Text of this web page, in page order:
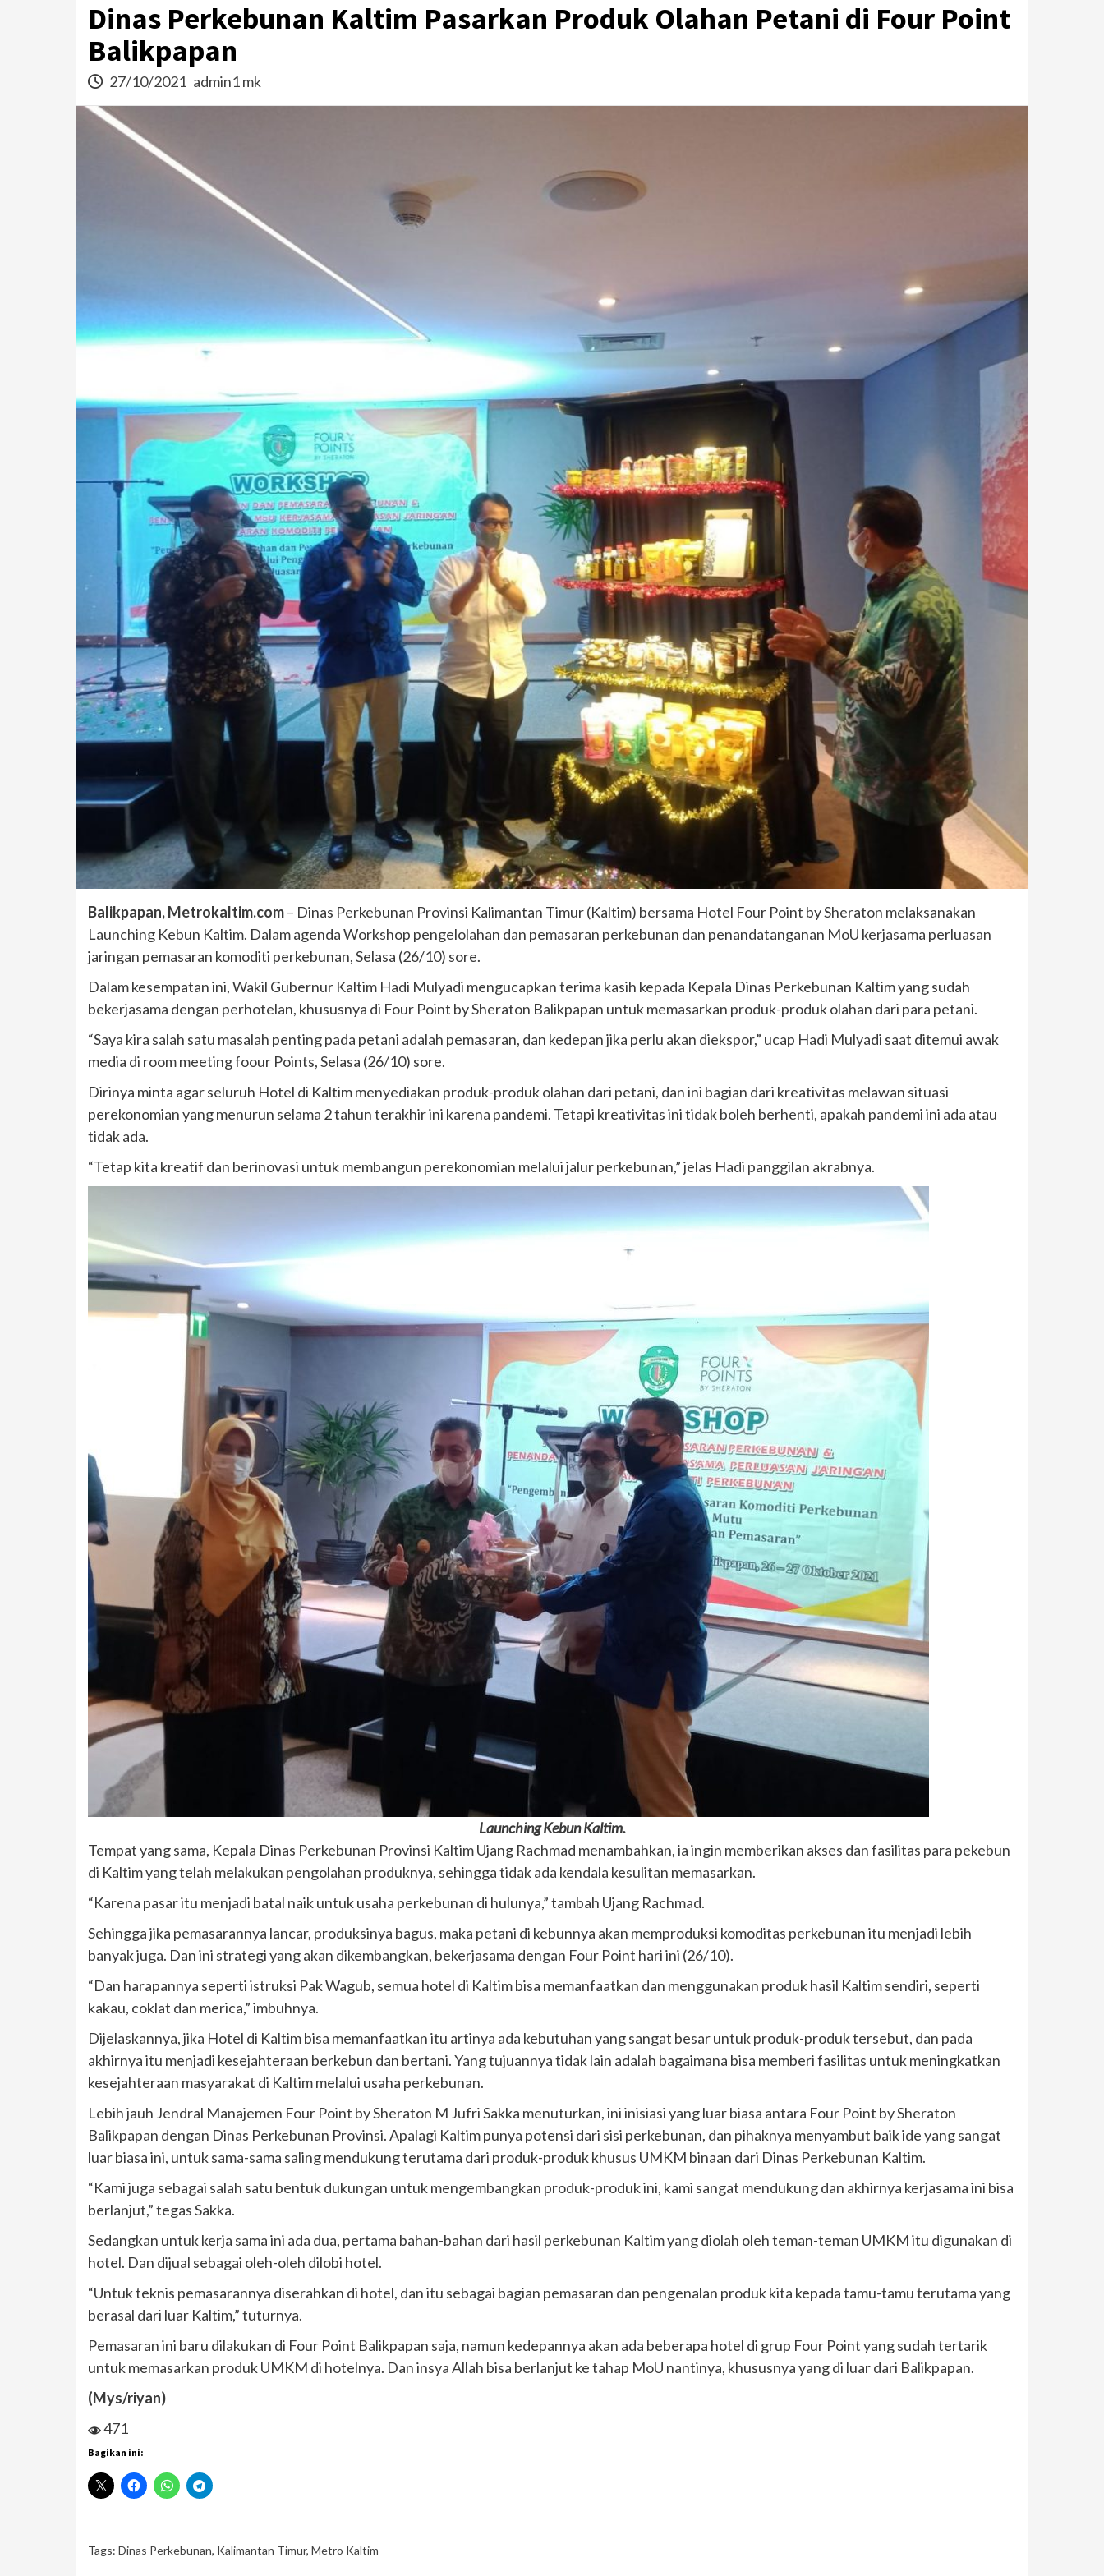
Dinas Perkebunan Kaltim Pasarkan Produk Olahan Petani di Four Point
Balikpapan
27/10/2021 admin1 mk
Balikpapan, Metrokaltim.com– Dinas Perkebunan Provinsi Kalimantan Timur (Kaltim) bersama Hotel Four Point by Sheraton melaksanakan
Launching Kebun Kaltim. Dalam agenda Workshop pengelolahan dan pemasaran perkebunan dan penandatanganan MoU kerjasama perluasan
jaringan pemasaran komoditi perkebunan, Selasa (26/10) sore.
Dalam kesempatan ini, Wakil Gubernur Kaltim Hadi Mulyadi mengucapkan terima kasih kepada Kepala Dinas Perkebunan Kaltim yang sudah
bekerjasama dengan perhotelan, khususnya di Four Point by Sheraton Balikpapan untuk memasarkan produk-produk olahan dari para petani.
“Saya kira salah satu masalah penting pada petani adalah pemasaran, dan kedepan jika perlu akan diekspor,” ucap Hadi Mulyadi saat ditemui awak
media di room meeting foour Points, Selasa (26/10) sore.
Dirinya minta agar seluruh Hotel di Kaltim menyediakan produk-produk olahan dari petani, dan ini bagian dari kreativitas melawan situasi
perekonomian yang menurun selama 2 tahun terakhir ini karena pandemi. Tetapi kreativitas ini tidak boleh berhenti, apakah pandemi ini ada atau
tidak ada.
“Tetap kita kreatif dan berinovasi untuk membangun perekonomian melalui jalur perkebunan,” jelas Hadi panggilan akrabnya.
Launching Kebun Kaltim.
Tempat yang sama, Kepala Dinas Perkebunan Provinsi Kaltim Ujang Rachmad menambahkan, ia ingin memberikan akses dan fasilitas para pekebun
di Kaltim yang telah melakukan pengolahan produknya, sehingga tidak ada kendala kesulitan memasarkan.
“Karena pasar itu menjadi batal naik untuk usaha perkebunan di hulunya,” tambah Ujang Rachmad.
Sehingga jika pemasarannya lancar, produksinya bagus, maka petani di kebunnya akan memproduksi komoditas perkebunan itu menjadi lebih
banyak juga. Dan ini strategi yang akan dikembangkan, bekerjasama dengan Four Point hari ini (26/10).
“Dan harapannya seperti istruksi Pak Wagub, semua hotel di Kaltim bisa memanfaatkan dan menggunakan produk hasil Kaltim sendiri, seperti
kakau, coklat dan merica,” imbuhnya.
Dijelaskannya, jika Hotel di Kaltim bisa memanfaatkan itu artinya ada kebutuhan yang sangat besar untuk produk-produk tersebut, dan pada
akhirnya itu menjadi kesejahteraan berkebun dan bertani. Yang tujuannya tidak lain adalah bagaimana bisa memberi fasilitas untuk meningkatkan
kesejahteraan masyarakat di Kaltim melalui usaha perkebunan.
Lebih jauh Jendral Manajemen Four Point by Sheraton M Jufri Sakka menuturkan, ini inisiasi yang luar biasa antara Four Point by Sheraton
Balikpapan dengan Dinas Perkebunan Provinsi. Apalagi Kaltim punya potensi dari sisi perkebunan, dan pihaknya menyambut baik ide yang sangat
luar biasa ini, untuk sama-sama saling mendukung terutama dari produk-produk khusus UMKM binaan dari Dinas Perkebunan Kaltim.
“Kami juga sebagai salah satu bentuk dukungan untuk mengembangkan produk-produk ini, kami sangat mendukung dan akhirnya kerjasama ini bisa
berlanjut,” tegas Sakka.
Sedangkan untuk kerja sama ini ada dua, pertama bahan-bahan dari hasil perkebunan Kaltim yang diolah oleh teman-teman UMKM itu digunakan di
hotel. Dan dijual sebagai oleh-oleh dilobi hotel.
“Untuk teknis pemasarannya diserahkan di hotel, dan itu sebagai bagian pemasaran dan pengenalan produk kita kepada tamu-tamu terutama yang
berasal dari luar Kaltim,” tuturnya.
Pemasaran ini baru dilakukan di Four Point Balikpapan saja, namun kedepannya akan ada beberapa hotel di grup Four Point yang sudah tertarik
untuk memasarkan produk UMKM di hotelnya. Dan insya Allah bisa berlanjut ke tahap MoU nantinya, khususnya yang di luar dari Balikpapan.
(Mys/riyan)
471
Bagikan ini:
Tags: Dinas Perkebunan, Kalimantan Timur, Metro Kaltim